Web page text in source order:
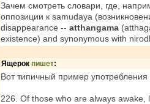
Зачем смотреть словари, где,
оппозиции к samudaya
disappearance -- atthangama
existence) and synonymous with
Ящерок пишет:
Вот типичный пример
226. Of those who are always